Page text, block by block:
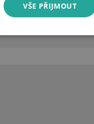
VŠE PŘIJMOUT